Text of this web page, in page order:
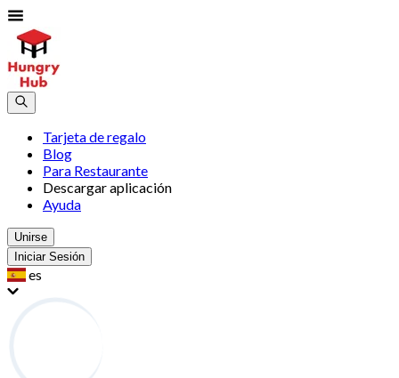
Tarjeta de regalo
Blog
Para Restaurante
Descargar aplicación
Ayuda
Unirse
Iniciar Sesión
es